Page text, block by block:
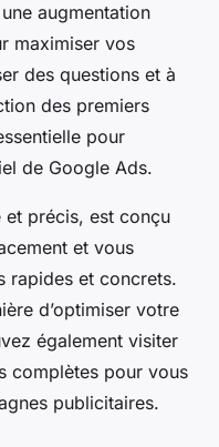
augmentation
maximiser vos
des questions et à
des premiers
pour
de Google Ads.
et précis, est conçu
et vous
rapides et concrets.
d’optimiser votre
également visiter
complètes pour vous
publicitaires.